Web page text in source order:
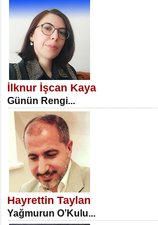
SATILMIŞ ÜMİT ÇETİNKAYA
Erkenlik...
NECLA DİLEK ARSLAN
Öğretmenler Günü Mahkemesi...
İlknur İşcan Kaya
Günün Rengi...
Hayrettin Taylan
Yağmurun O’Kulu...